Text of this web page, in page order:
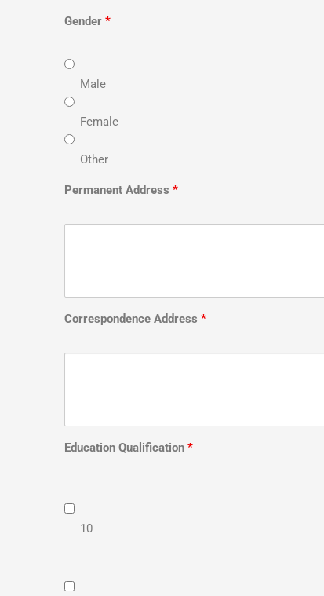
Gender *
Male
Female
Other
Permanent Address *
Correspondence Address *
Education Qualification *
10